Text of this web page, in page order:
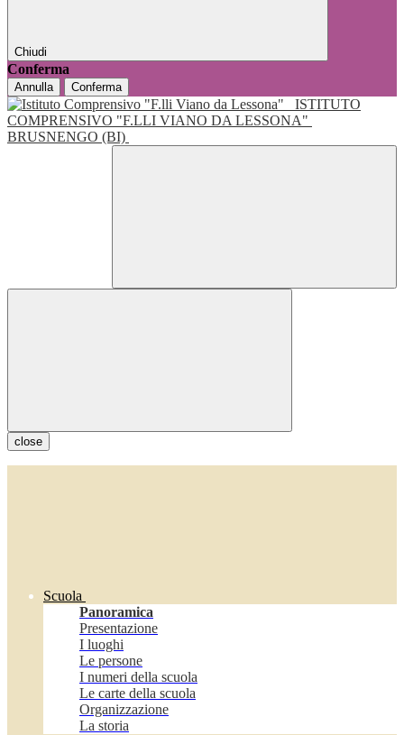
Chiudi
Conferma
Annulla Conferma
ISTITUTO
COMPRENSIVO "F.LLI VIANO DA LESSONA"
BRUSNENGO (BI)
close
Scuola
Panoramica
Presentazione
I luoghi
Le persone
I numeri della scuola
Le carte della scuola
Organizzazione
La storia